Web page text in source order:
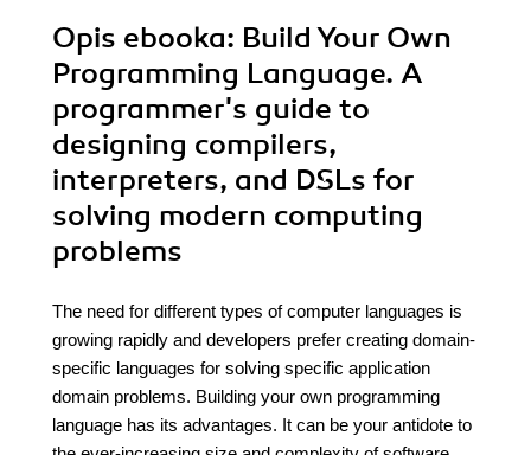
Opis ebooka: Build Your Own
Programming Language. A
programmer's guide to
designing compilers,
interpreters, and DSLs for
solving modern computing
problems
The need for different types of computer languages is
growing rapidly and developers prefer creating domain-
specific languages for solving specific application
domain problems. Building your own programming
language has its advantages. It can be your antidote to